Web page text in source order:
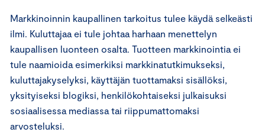
Markkinoinnin kaupallinen tarkoitus tulee käydä selkeästi
ilmi. Kuluttajaa ei tule johtaa harhaan menettelyn
kaupallisen luonteen osalta. Tuotteen markkinointia ei
tule naamioida esimerkiksi markkinatutkimukseksi,
kuluttajakyselyksi, käyttäjän tuottamaksi sisällöksi,
yksityiseksi blogiksi, henkilökohtaiseksi julkaisuksi
sosiaalisessa mediassa tai riippumattomaksi
arvosteluksi.